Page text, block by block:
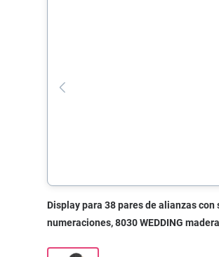
Display para 38 pares de alianzas con
numeraciones, 8030 WEDDING